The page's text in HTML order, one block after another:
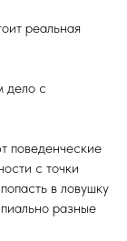
реальная
дело с
поведенческие
с точки
в ловушку
разные